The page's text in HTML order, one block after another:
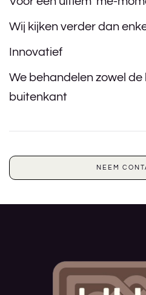
Wij kijken verder dan
Innovatief
We behandelen zowel de
buitenkant
NEEM